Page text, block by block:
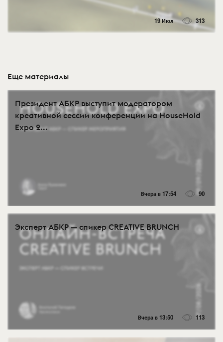
19 Июл 313
Еще материалы
Президент АБКР выступит модератором
креативной сессии конференции на HouseHold
Expo 2...
Вчера в 17:54 90
Эксперт АБКР — спикер CREATIVE BRUNCH
Вчера в 13:50 113